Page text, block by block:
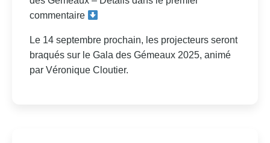
commentaire
Le 14 septembre prochain, les projecteurs seront
braqués sur le Gala des Gémeaux 2025, animé
par Véronique Cloutier.